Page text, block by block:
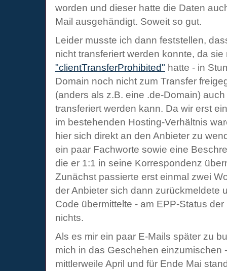
worden und dieser hatte die Daten
Mail ausgehändigt. Soweit so gut.
Leider musste ich dann feststellen,
nicht transferiert werden konnte, da
"clientTransferProhibited" hatte - in
Domain noch nicht zum Transfer
(anders als z.B. eine .de-Domain)
transferiert werden kann. Da wir erst
im bestehenden Hosting-Verhältnis
hier sich direkt an den Anbieter zu
ein paar Fachworte sowie eine
die er 1:1 in seine Korrespondenz
Zunächst passierte erst einmal zwei
der Anbieter sich dann zurückmeldete
Code übermittelte - am EPP-Status
nichts.
Als es mir ein paar E-Mails später zu
mich in das Geschehen einzumischen
mittlerweile April und für Ende Mai